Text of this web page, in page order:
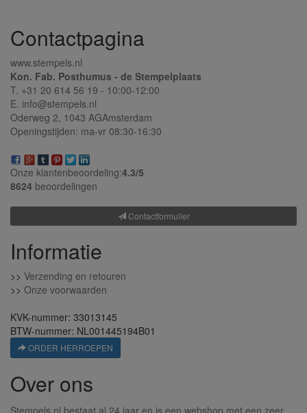
Contactpagina
www.stempels.nl
Kon. Fab. Posthumus - de Stempelplaats
T. +31 20 614 56 19 - 10:00-12:00
E. info@stempels.nl
Oderweg 2, 1043 AGAmsterdam
Openingstijden: ma-vr 08:30-16:30
Onze klantenbeoordeling:4.3/5
8624 beoordelingen
Contactformulier
Informatie
>> Verzending en retouren
>> Onze voorwaarden
KVK-nummer: 33013145
BTW-nummer: NL001445194B01
ORDER HERROEPEN
Over ons